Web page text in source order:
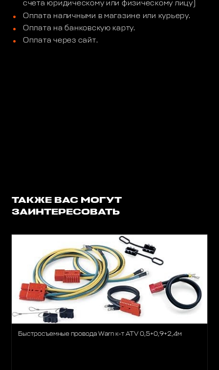
счета юридическому или физическому лицу)
Оплата наличными в магазине или курьеру.
Оплата на банковскую карту.
Оплата через сайт.
ТАКЖЕ ВАС МОГУТ
ЗАИНТЕРЕСОВАТЬ
Быстросъемные провода Warn к-т ATV 0,5+0,9+2,4м